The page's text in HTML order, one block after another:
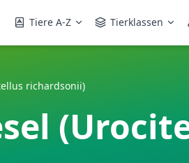
Tiere A-Z Tierklassen
richardsonii)